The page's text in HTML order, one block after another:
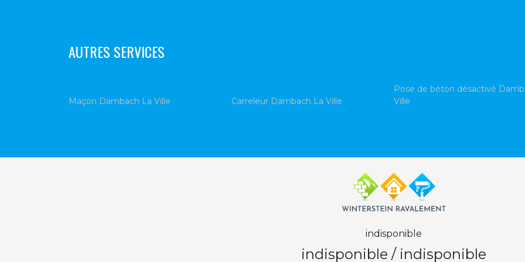
AUTRES SERVICES
Maçon Dambach La Ville Carreleur Dambach La Ville
Pose de béton désactivé
Ville
indisponible
indisponible / indisponible